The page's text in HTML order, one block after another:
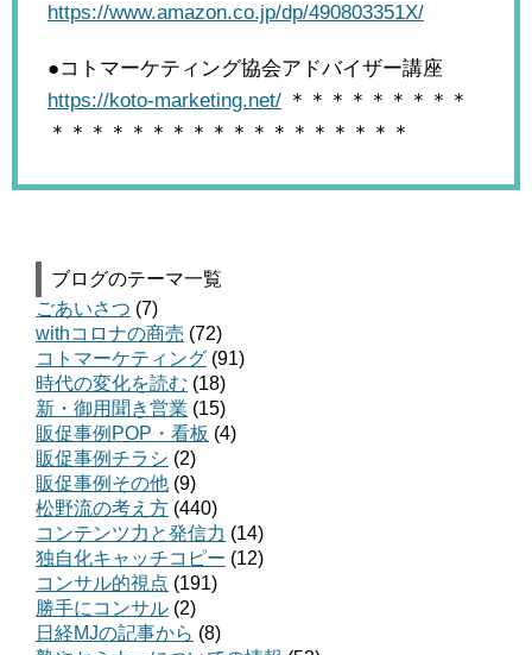
https://www.amazon.co.jp/dp/490803351X/
●コトマーケティング協会アドバイザー講座
https://koto-marketing.net/ ＊＊＊＊＊＊＊＊＊
＊＊＊＊＊＊＊＊＊＊＊＊＊＊＊＊＊＊
ブログのテーマ一覧
ごあいさつ (7)
withコロナの商売 (72)
コトマーケティング (91)
時代の変化を読む (18)
新・御用聞き営業 (15)
販促事例POP・看板 (4)
販促事例チラシ (2)
販促事例その他 (9)
松野流の考え方 (440)
コンテンツ力と発信力 (14)
独自化キャッチコピー (12)
コンサル的視点 (191)
勝手にコンサル (2)
日経MJの記事から (8)